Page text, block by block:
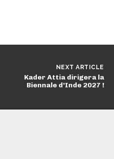
NEXT ARTICLE
Kader Attia dirigera la
Biennale d’Inde 2027 !